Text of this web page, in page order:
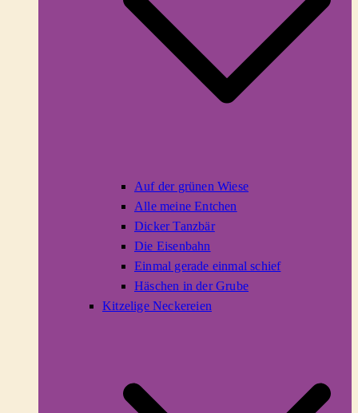
Auf der grünen Wiese
Alle meine Entchen
Dicker Tanzbär
Die Eisenbahn
Einmal gerade einmal schief
Häschen in der Grube
Kitzelige Neckereien